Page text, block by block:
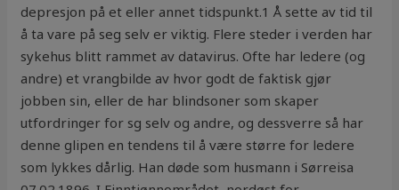
depresjon på et eller annet tidspunkt.1 Å sette av tid til
å ta vare på seg selv er viktig. Flere steder i verden har
sykehus blitt rammet av datavirus. Ofte har ledere (og
andre) et vrangbilde av hvor godt de faktisk gjør
jobben sin, eller de har blindsoner som skaper
utfordringer for sg selv og andre, og dessverre så har
denne glipen en tendens til å være større for ledere
som lykkes dårlig. Han døde som husmann i Sørreisa